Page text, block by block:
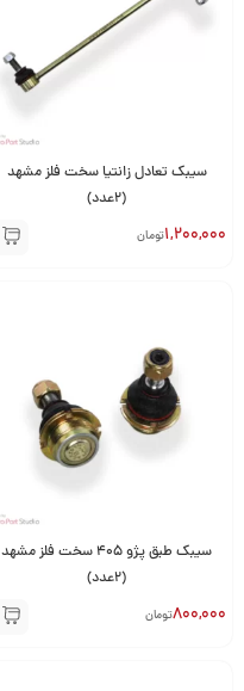
سیبک تعادل زانتیا سخت فلز مشهد
(2عدد)
1,200,000تومان
سیبک طبق پژو 405 سخت فلز مشهد
(2عدد)
800,000تومان